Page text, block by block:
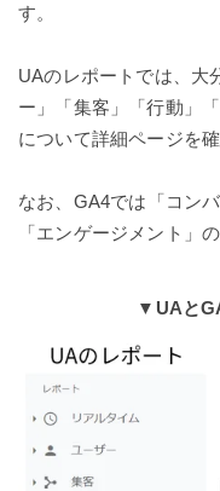
す。
UAのレポートでは、大
ー」「集客」「行動」
について詳細ページを
なお、GA4では「コン
「エンゲージメント」
▼UAと